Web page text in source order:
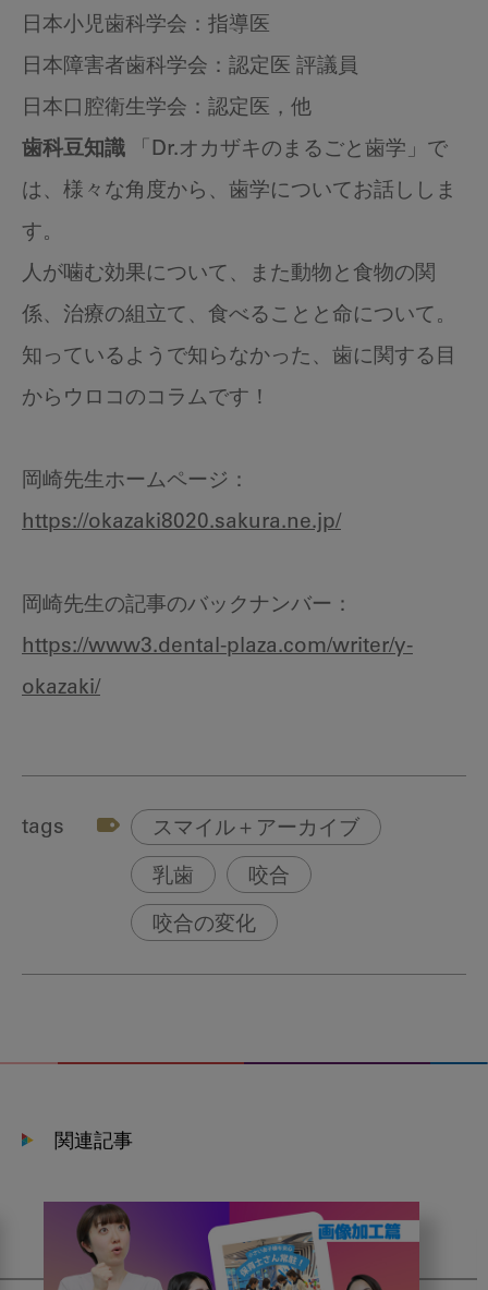
日本小児歯科学会：指導医
日本障害者歯科学会：認定医 評議員
日本口腔衛生学会：認定医，他
歯科豆知識 「Dr.オカザキのまるごと歯学」で
は、様々な角度から、歯学についてお話ししま
す。
人が噛む効果について、また動物と食物の関
係、治療の組立て、食べることと命について。
知っているようで知らなかった、歯に関する目
からウロコのコラムです！
岡崎先生ホームページ：
https://okazaki8020.sakura.ne.jp/
岡崎先生の記事のバックナンバー：
https://www3.dental-plaza.com/writer/y-
okazaki/
tags スマイル＋アーカイブ
乳歯 咬合
咬合の変化
関連記事